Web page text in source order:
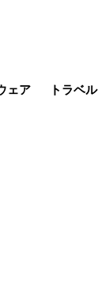
ェア トラベル